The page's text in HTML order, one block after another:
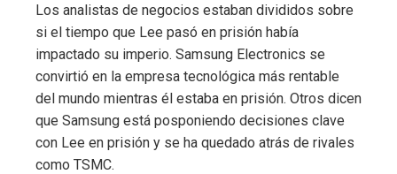
Los analistas de negocios estaban divididos sobre
si el tiempo que Lee pasó en prisión había
impactado su imperio. Samsung Electronics se
convirtió en la empresa tecnológica más rentable
del mundo mientras él estaba en prisión. Otros dicen
que Samsung está posponiendo decisiones clave
con Lee en prisión y se ha quedado atrás de rivales
como TSMC.